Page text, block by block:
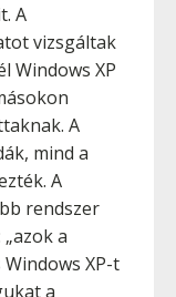
A
vizsgáltak
Windows XP
A
mind a
A
rendszer
a
XP-t
a